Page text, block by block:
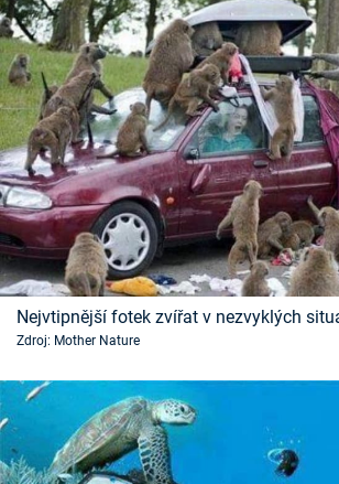
Nejvtipnější fotek zvířat v nezvyklých
Zdroj: Mother Nature